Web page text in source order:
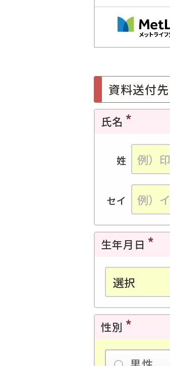
資料送付
氏名
姓
セイ
生年月日
性別